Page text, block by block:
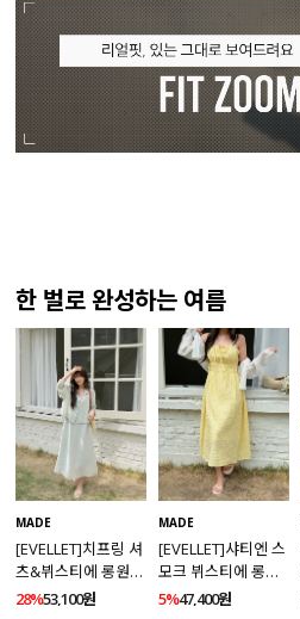
한 벌로 완성하는 여름
MADE
[EVELLET]치프링 셔
츠&뷔스티에 롱원피
스 세트
28%53,100원
MADE
[EVELLET]샤티엔 스
모크 뷔스티에 롱원
피스
5%47,400원